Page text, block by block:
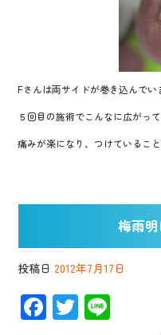
Fさんは両サイドが巻き込んでい
５回目の施術でこんなに広がっ
痛みが楽になり、つけているこ
梅雨明
投稿日 2012年7月17日
F T